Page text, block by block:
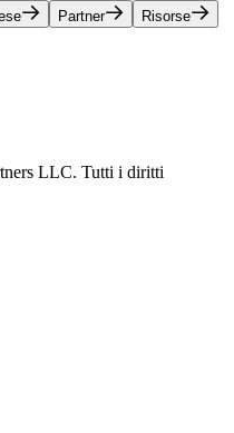
Partner​​ Risorse​​
LLC. Tutti i diritti